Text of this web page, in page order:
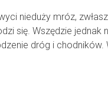
nieduży mróz,
się. Wszędzie jednak
dróg i chodników.